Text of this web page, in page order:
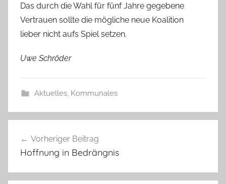
Das durch die Wahl für fünf Jahre gegebene
Vertrauen sollte die mögliche neue Koalition
lieber nicht aufs Spiel setzen.
Uwe Schröder
Aktuelles, Kommunales
Vorheriger Beitrag
Hoffnung in Bedrängnis